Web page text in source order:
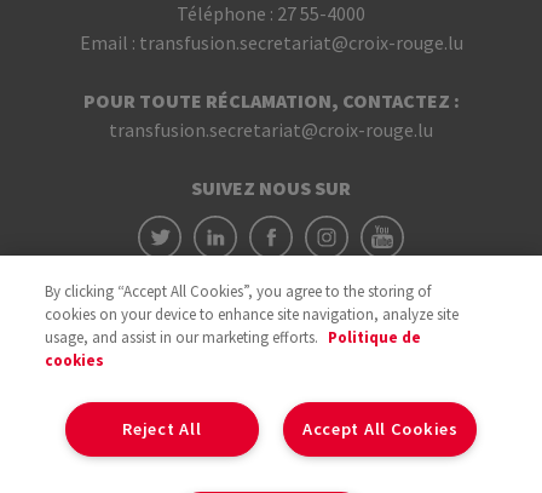
Téléphone : 27 55-4000
Email : transfusion.secretariat@croix-rouge.lu
POUR TOUTE RÉCLAMATION, CONTACTEZ :
transfusion.secretariat@croix-rouge.lu
SUIVEZ NOUS SUR
By clicking “Accept All Cookies”, you agree to the storing of
cookies on your device to enhance site navigation, analyze site
usage, and assist in our marketing efforts. Politique de
cookies
Accept All Cookies
Reject All